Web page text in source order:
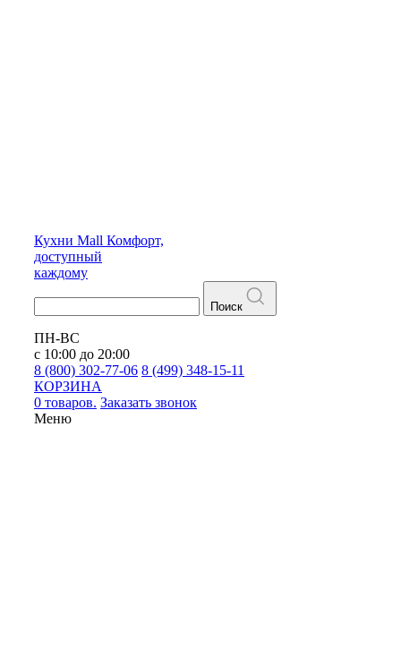
Кухни Mall Комфорт,
доступный
каждому
Поиск
ПН-ВС
с 10:00 до 20:00
8 (800) 302-77-06 8 (499) 348-15-11
КОРЗИНА
0 товаров. Заказать звонок
Меню